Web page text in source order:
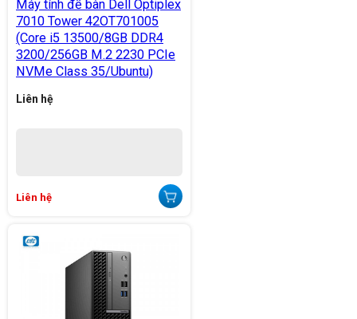
Máy tính để bàn Dell Optiplex
7010 Tower 42OT701005
(Core i5 13500/8GB DDR4
3200/256GB M.2 2230 PCIe
NVMe Class 35/Ubuntu)
Liên hệ
Liên hệ